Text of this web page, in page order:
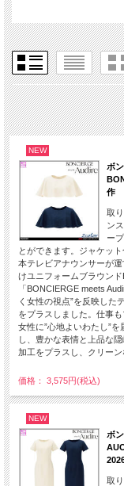
NEW
ボ
作
取
ン
ー
とができます。ジャケッ
本テレビアナウンサーが
けユニフォームブラウン
「BONCIERGE meets
く女性の視点”を反映した
をプラスしました。仕事
女性に”心地よいわたし”
し、豊かな表情と上品な
加工をプラスし、クリーン
価格： 3,575円(税込)
NEW
ボ
取